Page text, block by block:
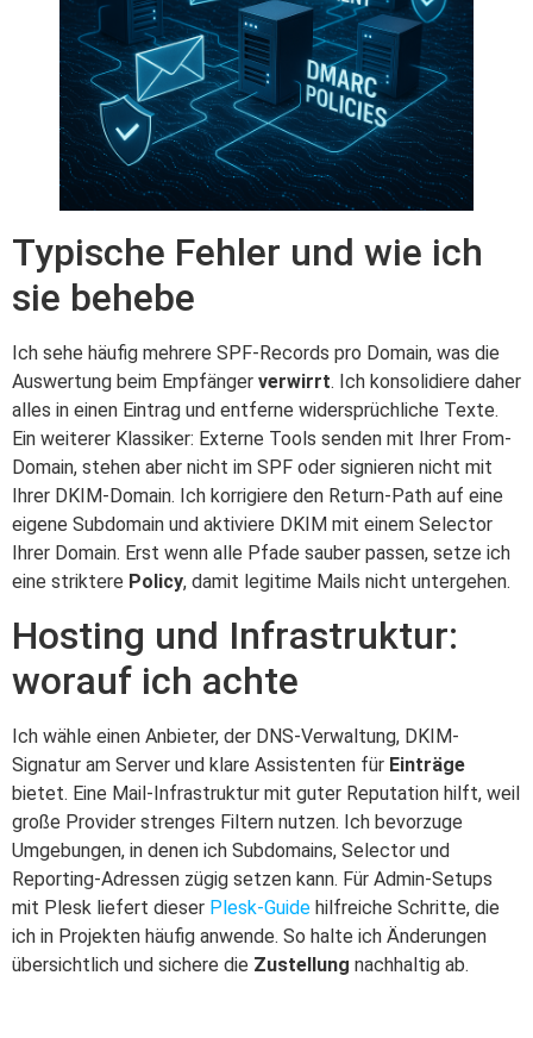
Typische Fehler und wie ich
sie behebe
Ich sehe häufig mehrere SPF-Records pro Domain, was die
Auswertung beim Empfänger verwirrt. Ich konsolidiere daher
alles in einen Eintrag und entferne widersprüchliche Texte.
Ein weiterer Klassiker: Externe Tools senden mit Ihrer From-
Domain, stehen aber nicht im SPF oder signieren nicht mit
Ihrer DKIM-Domain. Ich korrigiere den Return-Path auf eine
eigene Subdomain und aktiviere DKIM mit einem Selector
Ihrer Domain. Erst wenn alle Pfade sauber passen, setze ich
eine striktere Policy, damit legitime Mails nicht untergehen.
Hosting und Infrastruktur:
worauf ich achte
Ich wähle einen Anbieter, der DNS-Verwaltung, DKIM-
Signatur am Server und klare Assistenten für Einträge
bietet. Eine Mail-Infrastruktur mit guter Reputation hilft, weil
große Provider strenges Filtern nutzen. Ich bevorzuge
Umgebungen, in denen ich Subdomains, Selector und
Reporting-Adressen zügig setzen kann. Für Admin-Setups
mit Plesk liefert dieser Plesk-Guide hilfreiche Schritte, die
ich in Projekten häufig anwende. So halte ich Änderungen
übersichtlich und sichere die Zustellung nachhaltig ab.